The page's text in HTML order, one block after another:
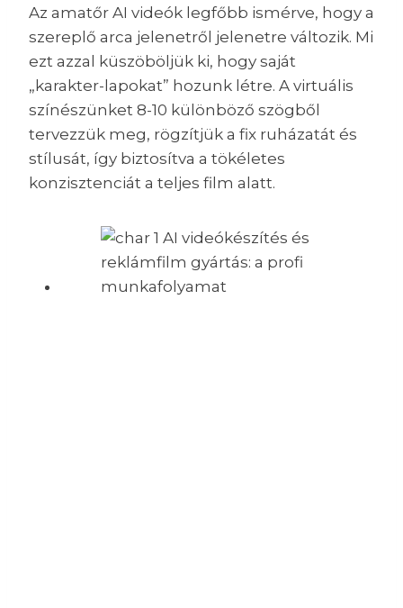
Az amatőr AI videók legfőbb ismérve, hogy a
szereplő arca jelenetről jelenetre változik. Mi
ezt azzal küszöböljük ki, hogy saját
„karakter-lapokat” hozunk létre. A virtuális
színészünket 8-10 különböző szögből
tervezzük meg, rögzítjük a fix ruházatát és
stílusát, így biztosítva a tökéletes
konzisztenciát a teljes film alatt.